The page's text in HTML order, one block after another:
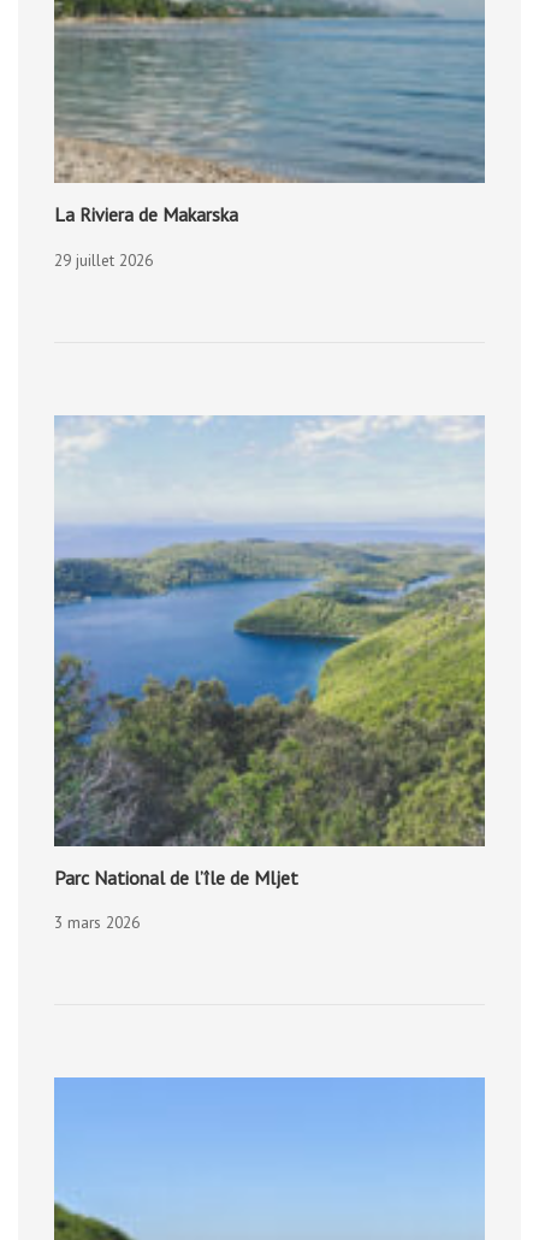
La Riviera de Makarska
29 juillet 2026
Parc National de l’île de Mljet
3 mars 2026